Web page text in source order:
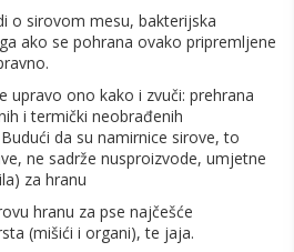
o sirovom mesu, bakterijska
ako se pohrana ovako pripremljene
upravo ono kako i zvuči: prehrana
i termički neobrađenih
da su namirnice sirove, to
ne sadrže nusproizvode, umjetne
za hranu
hranu za pse najčešće
(mišići i organi), te jaja.